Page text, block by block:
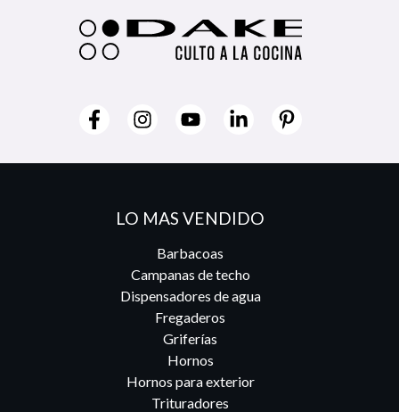
LO MAS VENDIDO
Barbacoas
Campanas de techo
Dispensadores de agua
Fregaderos
Griferías
Hornos
Hornos para exterior
Trituradores